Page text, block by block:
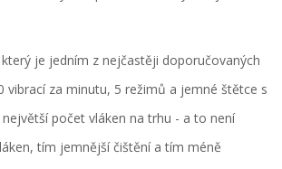
který je jedním z nejčastěji doporučovaných
vibrací za minutu, 5 režimů a jemné štětce s
počet vláken na trhu - a to není
tím jemnější čištění a tím méně